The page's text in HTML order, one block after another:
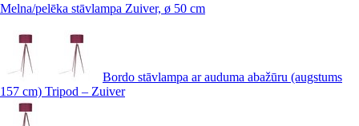
Melna/pelēka stāvlampa Zuiver, ø 50 cm
Bordo stāvlampa ar auduma abažūru (augstums
157 cm) Tripod – Zuiver